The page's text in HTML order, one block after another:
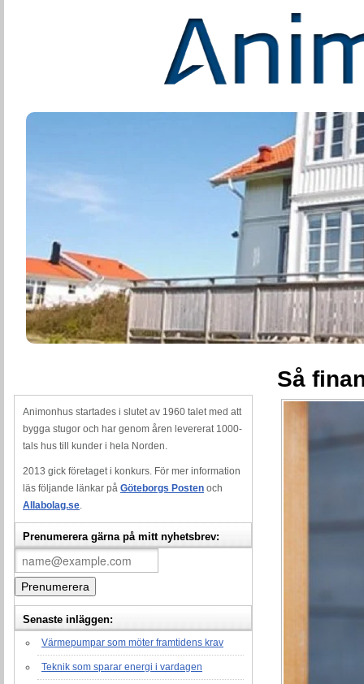
Animonhus startades i slutet av 1960 talet med att
bygga stugor och har genom åren levererat 1000-
tals hus till kunder i hela Norden.
2013 gick företaget i konkurs. För mer information
läs följande länkar på Göteborgs Posten och
Allabolag.se
Prenumerera gärna på mitt nyhetsbrev:
Senaste inläggen:
Värmepumpar som möter framtidens krav
Teknik som sparar energi i vardagen
Så